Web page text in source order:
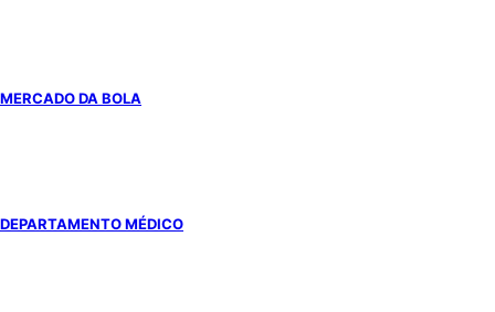
MERCADO DA BOLA
DEPARTAMENTO MÉDICO